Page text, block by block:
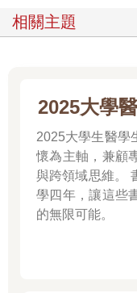
的研究，第二區訓練是
提升細胞有氧呼吸、清
日本慢跑專家梅方久仁
左右，是用非常慢的方
動效果卻是走路的2.5
持在微笑的狀態。港星
重要的是：跑得慢」。
很多參加長跑比賽的人
和距離來練習才有效，
果？但如果用粒線體的
相關主題
2025大學
2025大學生醫學
懷為主軸，兼顧
與跨領域思維。
學四年，讓這些
的無限可能。